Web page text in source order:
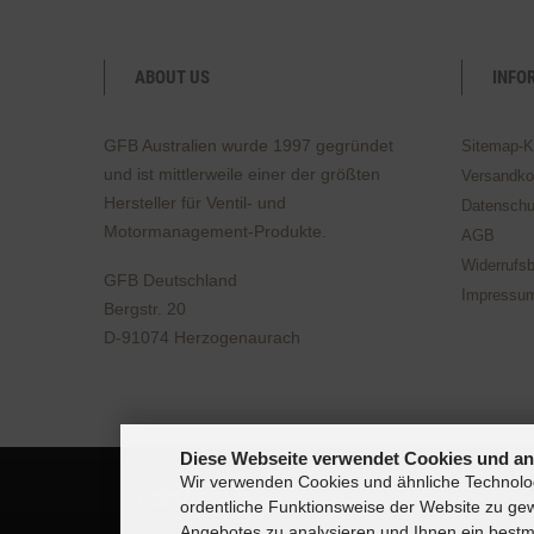
ABOUT US
GFB Australien wurde 1997 gegründet
und ist mittlerweile einer der größten
Hersteller für Ventil- und
Motormanagement-Produkte.
GFB Deutschland
Bergstr. 20
D-91074 Herzogenaurach
Sitemap-
AGB
Diese Webseite verwendet Cookies und
Wir verwenden Cookies und ähnliche
ordentliche Funktionsweise der Website zu